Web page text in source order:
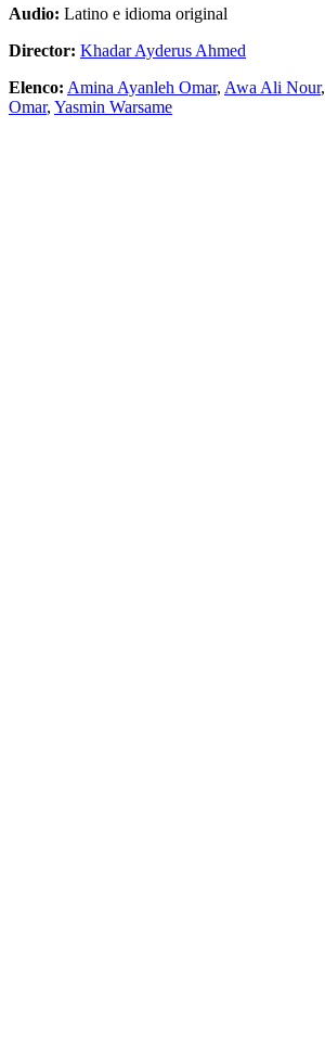
Audio: Latino e idioma original
Director: Khadar Ayderus Ahmed
Elenco: Amina Ayanleh Omar, Awa Ali Nour,
Omar, Yasmin Warsame